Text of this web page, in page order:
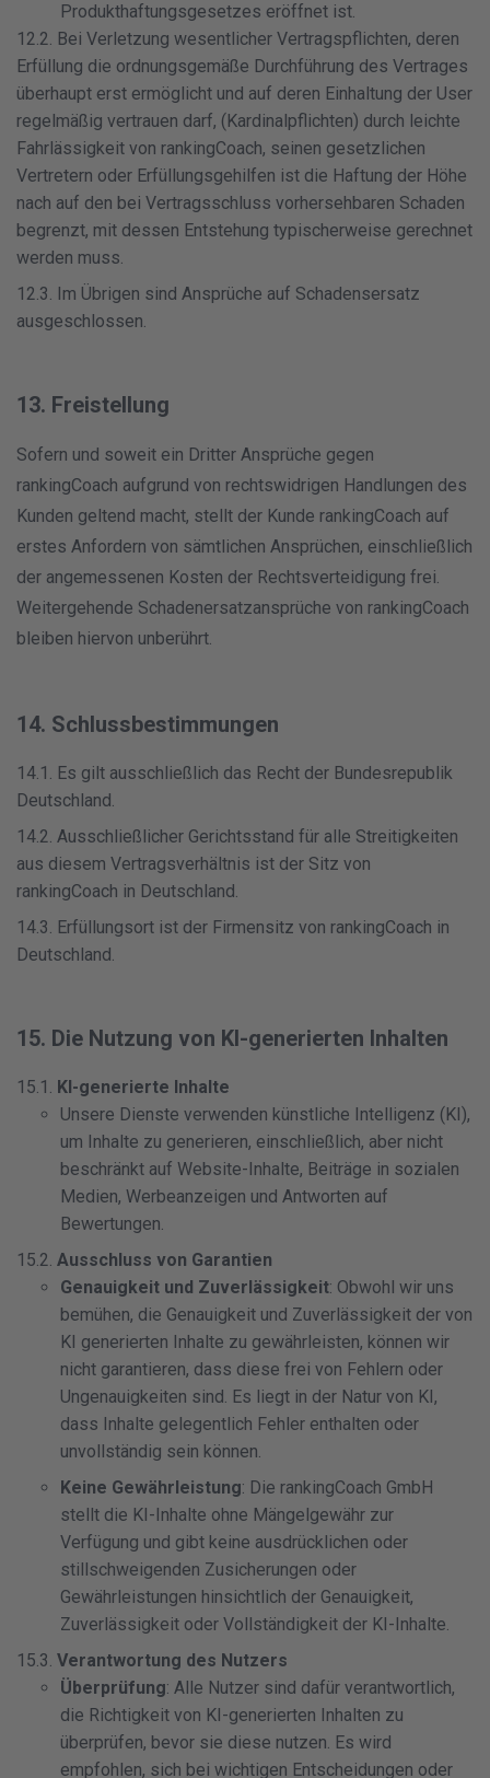
Produkthaftungsgesetzes eröffnet ist.
12.2. Bei Verletzung wesentlicher Vertragspflichten, deren
Erfüllung die ordnungsgemäße Durchführung des Vertrages
überhaupt erst ermöglicht und auf deren Einhaltung der User
regelmäßig vertrauen darf, (Kardinalpflichten) durch leichte
Fahrlässigkeit von rankingCoach, seinen gesetzlichen
Vertretern oder Erfüllungsgehilfen ist die Haftung der Höhe
nach auf den bei Vertragsschluss vorhersehbaren Schaden
begrenzt, mit dessen Entstehung typischerweise gerechnet
werden muss.
12.3. Im Übrigen sind Ansprüche auf Schadensersatz
ausgeschlossen.
13. Freistellung
Sofern und soweit ein Dritter Ansprüche gegen
rankingCoach aufgrund von rechtswidrigen Handlungen des
Kunden geltend macht, stellt der Kunde rankingCoach auf
erstes Anfordern von sämtlichen Ansprüchen, einschließlich
der angemessenen Kosten der Rechtsverteidigung frei.
Weitergehende Schadenersatzansprüche von rankingCoach
bleiben hiervon unberührt.
14. Schlussbestimmungen
14.1. Es gilt ausschließlich das Recht der Bundesrepublik
Deutschland.
14.2. Ausschließlicher Gerichtsstand für alle Streitigkeiten
aus diesem Vertragsverhältnis ist der Sitz von
rankingCoach in Deutschland.
14.3. Erfüllungsort ist der Firmensitz von rankingCoach in
Deutschland.
15. Die Nutzung von KI-generierten Inhalten
15.1. KI-generierte Inhalte
Unsere Dienste verwenden künstliche Intelligenz (KI),
um Inhalte zu generieren, einschließlich, aber nicht
beschränkt auf Website-Inhalte, Beiträge in sozialen
Medien, Werbeanzeigen und Antworten auf
Bewertungen.
15.2. Ausschluss von Garantien
Genauigkeit und Zuverlässigkeit: Obwohl wir uns
bemühen, die Genauigkeit und Zuverlässigkeit der von
KI generierten Inhalte zu gewährleisten, können wir
nicht garantieren, dass diese frei von Fehlern oder
Ungenauigkeiten sind. Es liegt in der Natur von KI,
dass Inhalte gelegentlich Fehler enthalten oder
unvollständig sein können.
Keine Gewährleistung: Die rankingCoach GmbH
stellt die KI-Inhalte ohne Mängelgewähr zur
Verfügung und gibt keine ausdrücklichen oder
stillschweigenden Zusicherungen oder
Gewährleistungen hinsichtlich der Genauigkeit,
Zuverlässigkeit oder Vollständigkeit der KI-Inhalte.
15.3. Verantwortung des Nutzers
Überprüfung: Alle Nutzer sind dafür verantwortlich,
die Richtigkeit von KI-generierten Inhalten zu
überprüfen, bevor sie diese nutzen. Es wird
empfohlen, sich bei wichtigen Entscheidungen oder